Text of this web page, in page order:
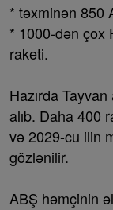
* təxminən 850
* 1000-dən çox
raketi.
Hazırda
alıb. Daha 400
və 2029-cu ilin
gözlənilir.
ABŞ həmçinin